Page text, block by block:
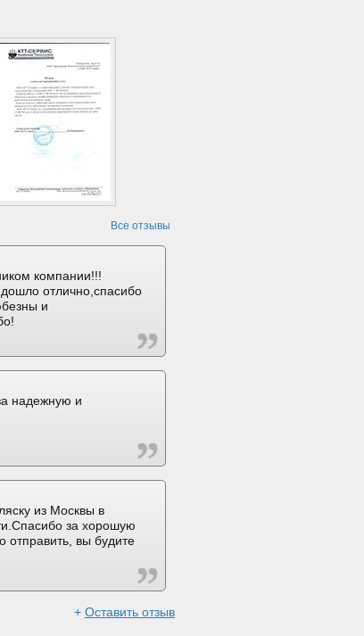
Все отзывы
компании!!!
отлично,спасибо
и
надежную и
из Москвы в
за хорошую
отправить, вы будите
+ Оставить отзыв